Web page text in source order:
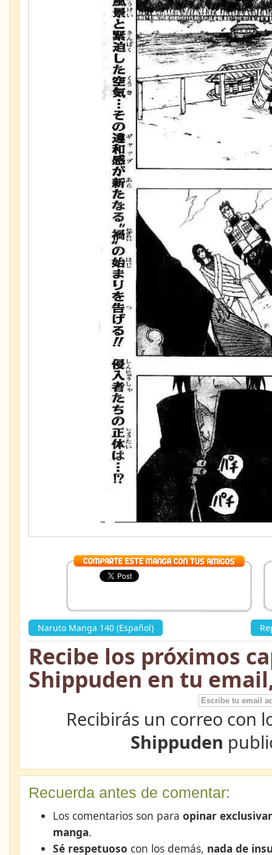
Naruto Manga 140 (Español)
Recibe los próximos
Shippuden en tu
Recibirás un correo con
Shippuden
Recuerda antes de comentar:
Los comentarios son para opinar
manga.
Sé respetuoso con los demás, nada de